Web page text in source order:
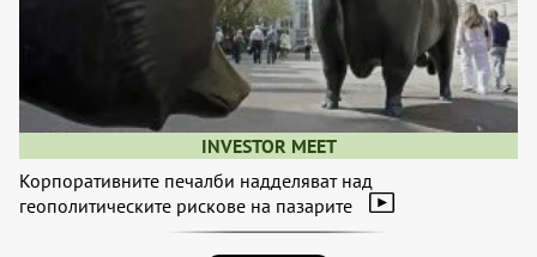
INVESTOR MEET
Корпоративните печалби надделяват над
геополитическите рискове на пазарите